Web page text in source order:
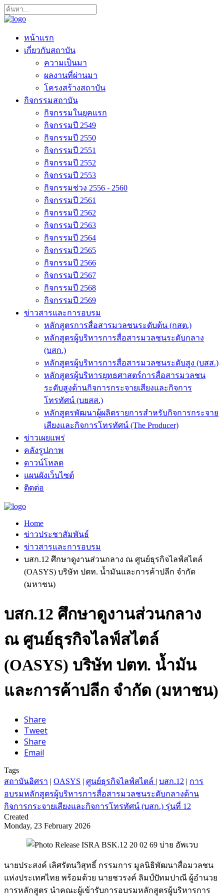
หน้าแรก
เกี่ยวกับสถาบัน
ความเป็นมา
ผลงานที่ผ่านมา
โครงสร้างสถาบัน
กิจกรรมสถาบัน
กิจกรรมในยุคแรก
กิจกรรมปี 2549
กิจกรรมปี 2550
กิจกรรมปี 2551
กิจกรรมปี 2552
กิจกรรมปี 2553
กิจกรรมช่วง 2556 - 2560
กิจกรรมปี 2561
กิจกรรมปี 2562
กิจกรรมปี 2563
กิจกรรมปี 2564
กิจกรรมปี 2565
กิจกรรมปี 2566
กิจกรรมปี 2567
กิจกรรมปี 2568
กิจกรรมปี 2569
ข่าวสารและการอบรม
หลักสูตรการสื่อสารมวลชนระดับต้น (กสต.)
หลักสูตรผู้บริหารการสื่อสารมวลชนระดับกลาง
(บสก.)
หลักสูตรผู้บริหารการสื่อสารมวลชนระดับสูง (บสส.)
หลักสูตรผู้บริหารยุทธศาสตร์การสื่อสารมวลชน
ระดับสูงด้านกิจการกระจายเสียงและกิจการ
โทรทัศน์ (บยสส.)
หลักสูตรพัฒนาผู้ผลิตรายการสำหรับกิจการกระจาย
เสียงและกิจการโทรทัศน์ (The Producer)
ข่าวเผยแพร่
คลังรูปภาพ
ดาวน์โหลด
แผนผังเว็บไซต์
ติดต่อ
Home
ข่าวประชาสัมพันธ์
ข่าวสารและการอบรม
บสก.12 ศึกษาดูงานส่วนกลาง ณ ศูนย์ธุรกิจไลฟ์สไตล์
(OASYS) บริษัท ปตท. น้ำมันและการค้าปลีก จำกัด
(มหาชน)
บสก.12 ศึกษาดูงานส่วนกลาง
ณ ศูนย์ธุรกิจไลฟ์สไตล์
(OASYS) บริษัท ปตท. น้ำมัน
และการค้าปลีก จำกัด (มหาชน)
Share
Tweet
Share
Email
Tags
สถาบันอิศรา | OASYS | ศูนย์ธุรกิจไลฟ์สไตล์ | บสก.12 | การ
อบรมหลักสูตรผู้บริหารการสื่อสารมวลชนระดับกลางด้าน
กิจการกระจายเสียงและกิจการโทรทัศน์ (บสก.) รุ่นที่ 12
Created
Monday, 23 February 2026
นายประสงค์ เลิศรัตนวิสุทธิ์ กรรมการ มูลนิธิพัฒนาสื่อมวลชน
แห่งประเทศไทย พร้อมด้วย นายชวรงค์ ลิมป์ปัทมปาณี ผู้อำนวย
การหลักสูตร นำคณะผู้เข้ารับการอบรมหลักสูตรผู้บริหารการ